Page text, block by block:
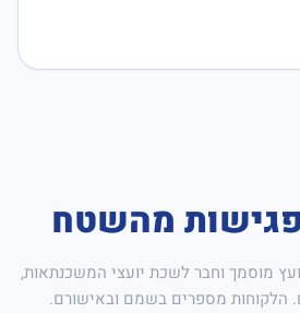
מהשטח
מוסמך וחבר לשכת יועצי המשכנתאות,
הלקוחות מספרים בשמם ובאישורם.